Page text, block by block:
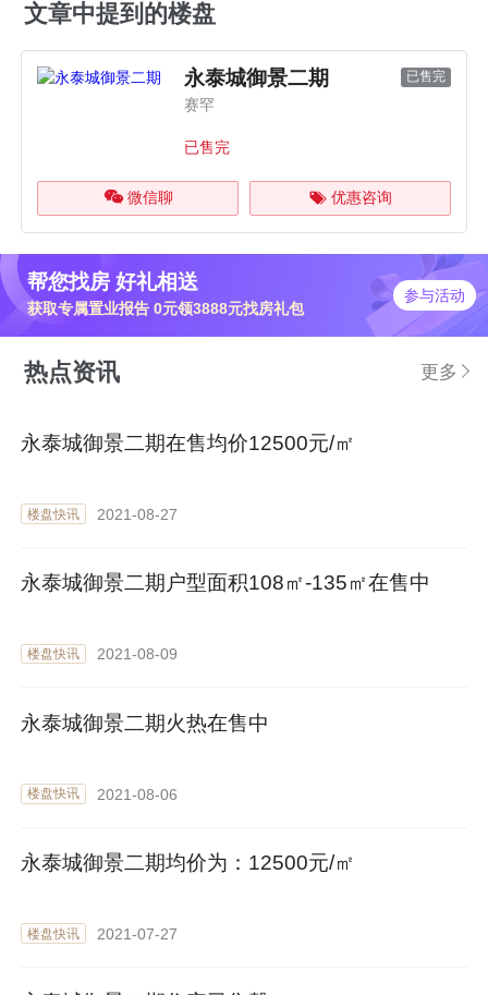
文章中提到的楼盘
永泰城御景二期 已售完
赛罕
已售完
微信聊 优惠咨询
帮您找房 好礼相送
获取专属置业报告 0元领3888元找房礼包
参与活动
热点资讯 更多
永泰城御景二期在售均价12500元/㎡
楼盘快讯 2021-08-27
永泰城御景二期户型面积108㎡-135㎡在售中
楼盘快讯 2021-08-09
永泰城御景二期火热在售中
楼盘快讯 2021-08-06
永泰城御景二期均价为：12500元/㎡
楼盘快讯 2021-07-27